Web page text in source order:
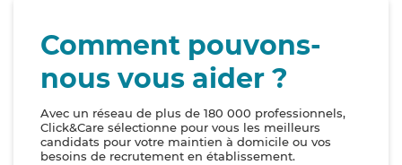
Comment pouvons-
nous vous aider ?
Avec un réseau de plus de 180 000 professionnels,
Click&Care sélectionne pour vous les meilleurs
candidats pour votre maintien à domicile ou vos
besoins de recrutement en établissement.